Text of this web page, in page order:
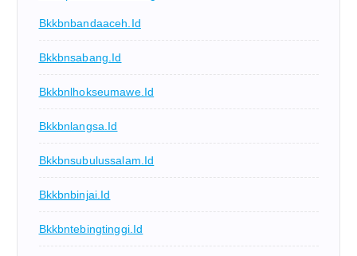
Bkkbnbandaaceh.id
Bkkbnsabang.id
Bkkbnlhokseumawe.id
Bkkbnlangsa.id
Bkkbnsubulussalam.id
Bkkbnbinjai.id
Bkkbntebingtinggi.id